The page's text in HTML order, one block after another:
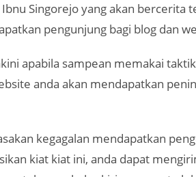
Singorejo yang akan bercerita
pengunjung bagi blog dan
apabila sampean memakai
anda akan mendapatkan
kegagalan mendapatkan
kiat kiat ini, anda dapat